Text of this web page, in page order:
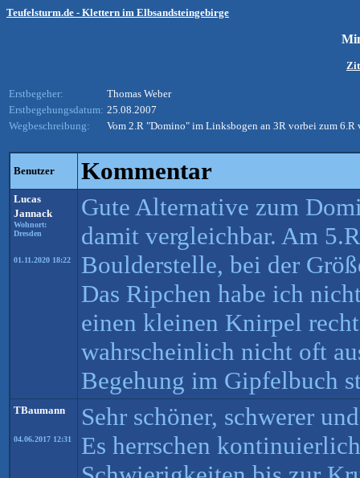
Teufelsturm.de - Klettern im Elbsandsteingebirge
Erstbegeher:
Thomas Weber
Erstbegehungsdatum: 25.08.2007
Wegbeschreibung:
Vom 2.R "Domino" im Linksbogen an 3R vorbei zum 6.R
Benutzer Kommentar
Lucas
Jannack
Wohnort:
Dresden
01.11.2020 18:22
Gute Alternative zum
damit vergleichbar. Am
Boulderstelle, bei der
Das Ripchen habe ich
einen kleinen Knirpel
wahrscheinlich nicht oft
Begehung im Gipfelbuch
TBaumann
04.06.2017 12:31
Sehr schöner, schwerer
Es herrschen